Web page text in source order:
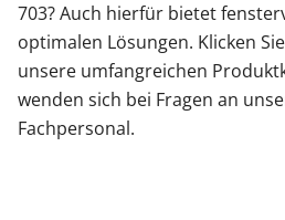
703? Auch hierfür bietet
optimalen Lösungen. Klicken
unsere umfangreichen
wenden sich bei Fragen an
Fachpersonal.